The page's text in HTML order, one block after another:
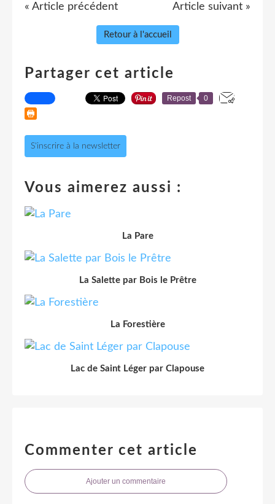
« Article précédent Article suivant »
Retour à l'accueil
Partager cet article
Repost 0
S'inscrire à la newsletter
Vous aimerez aussi :
La Pare
La Salette par Bois le Prêtre
La Forestière
Lac de Saint Léger par Clapouse
Commenter cet article
Ajouter un commentaire